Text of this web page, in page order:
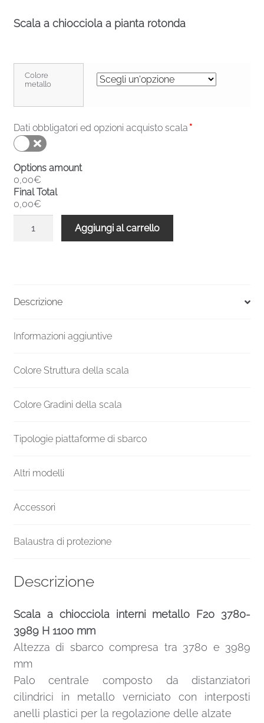
Scala a chiocciola a pianta rotonda
Colore
metallo
Dati obbligatori ed opzioni acquisto scala *
Options amount
0,00€
Final Total
0,00€
F20
H
mm
Aggiungi al carrello
Descrizione
Informazioni aggiuntive
Colore Struttura della scala
Colore Gradini della scala
Tipologie piattaforme di sbarco
Altri modelli
Accessori
Balaustra di protezione
Descrizione
Scala a chiocciola interni metallo F20 3780-
3989 H 1100 mm
Altezza di sbarco compresa tra 3780 e 3989
mm
Palo centrale composto da distanziatori
cilindrici in metallo verniciato con interposti
anelli plastici per la regolazione delle alzate